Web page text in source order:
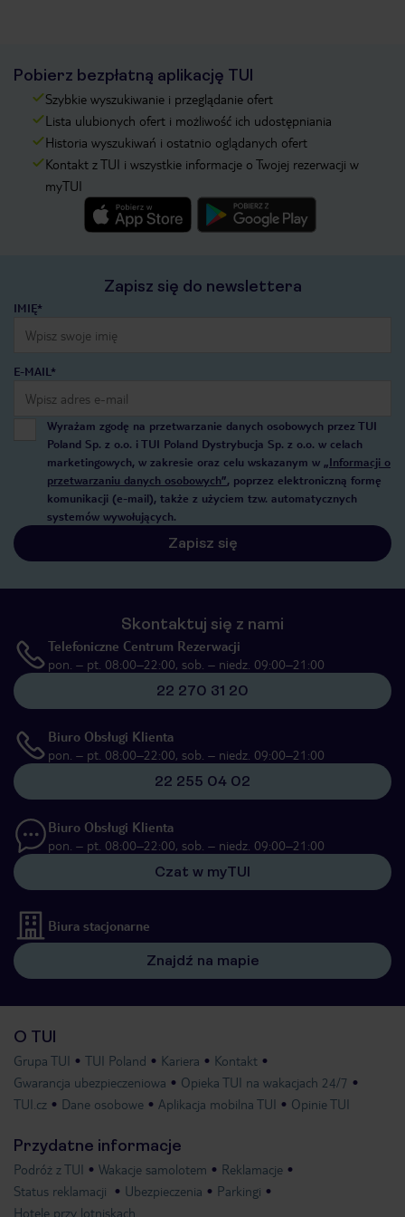
Pobierz bezpłatną aplikację TUI
Szybkie wyszukiwanie i przeglądanie ofert
Lista ulubionych ofert i możliwość ich udostępniania
Historia wyszukiwań i ostatnio oglądanych ofert
Kontakt z TUI i wszystkie informacje o Twojej rezerwacji w
myTUI
Zapisz się do newslettera
IMIĘ*
E-MAIL*
Wyrażam zgodę na przetwarzanie danych osobowych przez TUI
Poland Sp. z o.o. i TUI Poland Dystrybucja Sp. z o.o. w celach
marketingowych, w zakresie oraz celu wskazanym w „Informacji o
przetwarzaniu danych osobowych”, poprzez elektroniczną formę
komunikacji (e-mail), także z użyciem tzw. automatycznych
systemów wywołujących.
Zapisz się
Skontaktuj się z nami
Telefoniczne Centrum Rezerwacji
pon. – pt. 08:00–22:00, sob. – niedz. 09:00–21:00
22 270 31 20
Biuro Obsługi Klienta
pon. – pt. 08:00–22:00, sob. – niedz. 09:00–21:00
22 255 04 02
Biuro Obsługi Klienta
pon. – pt. 08:00–22:00, sob. – niedz. 09:00–21:00
Czat w myTUI
Biura stacjonarne
Znajdź na mapie
O TUI
Grupa TUI TUI Poland Kariera
Kontakt
Gwarancja ubezpieczeniowa
Opieka TUI na wakacjach 24/7
TUI.cz
Dane osobowe Aplikacja mobilna TUI Opinie TUI
Przydatne informacje
Podróż z TUI Wakacje samolotem
Reklamacje
Status reklamacji
Ubezpieczenia
Parkingi
Hotele przy lotniskach